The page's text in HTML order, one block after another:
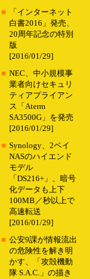
■
「インターネット
白書2016」発売、
20周年記念の特別
版
[2016/01/29]
■ NEC、中小規模事
業者向けセキュリ
ティアプライアン
ス「Aterm
SA3500G」を発売
[2016/01/29]
■ Synology、2ベイ
NASのハイエンド
モデル
「DS216+」、暗号
化データも上下
100MB／秒以上で
高速転送
[2016/01/29]
■ 公安9課が情報流出
の危険性を解き明
かす、「攻殻機動
隊 S.A.C.」の描き